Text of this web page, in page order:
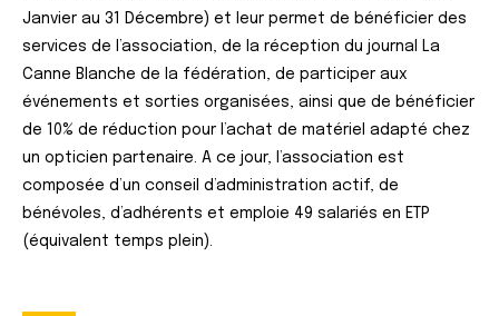
Janvier au 31 Décembre) et leur permet de bénéficier des
services de l’association, de la réception du journal La
Canne Blanche de la fédération, de participer aux
événements et sorties organisées, ainsi que de bénéficier
de 10% de réduction pour l’achat de matériel adapté chez
un opticien partenaire. A ce jour, l’association est
composée d’un conseil d’administration actif, de
bénévoles, d’adhérents et emploie 49 salariés en ETP
(équivalent temps plein).